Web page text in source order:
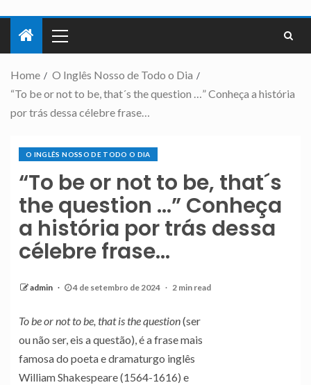
Home
O Inglês Nosso de Todo o Dia
“To be or not to be, that´s the question …” Conheça a história
por trás dessa célebre frase…
O INGLÊS NOSSO DE TODO O DIA
“To be or not to be, that´s
the question …” Conheça
a história por trás dessa
célebre frase…
admin 4 de setembro de 2024 2 min read
To be or not to be, that is the question(ser
ou não ser, eis a questão), é a frase mais
famosa do poeta e dramaturgo inglês
William Shakespeare (1564-1616) e